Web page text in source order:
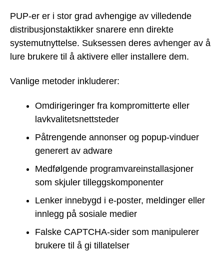
PUP-er er i stor grad avhengige av villedende
distribusjonstaktikker snarere enn direkte
systemutnyttelse. Suksessen deres avhenger av å
lure brukere til å aktivere eller installere dem.
Vanlige metoder inkluderer:
Omdirigeringer fra kompromitterte eller
lavkvalitetsnettsteder
Påtrengende annonser og popup-vinduer
generert av adware
Medfølgende programvareinstallasjoner
som skjuler tilleggskomponenter
Lenker innebygd i e-poster, meldinger eller
innlegg på sosiale medier
Falske CAPTCHA-sider som manipulerer
brukere til å gi tillatelser